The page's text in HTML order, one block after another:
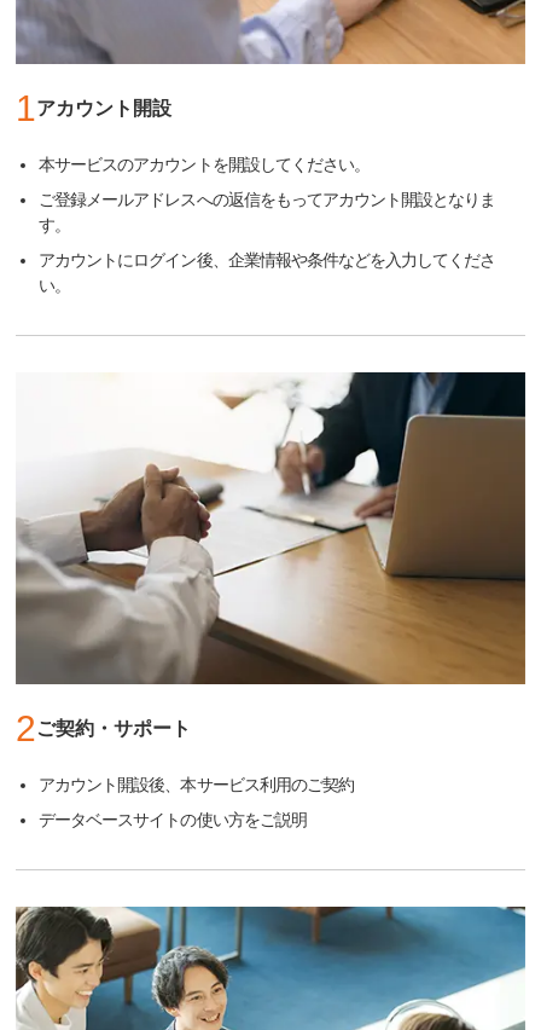
1アカウント開設
本サービスのアカウントを開設してください。
ご登録メールアドレスへの返信をもってアカウント開設となりま
す。
アカウントにログイン後、企業情報や条件などを入力してくださ
い。
2 ご契約・サポート
アカウント開設後、本サービス利用のご契約
データベースサイトの使い方をご説明